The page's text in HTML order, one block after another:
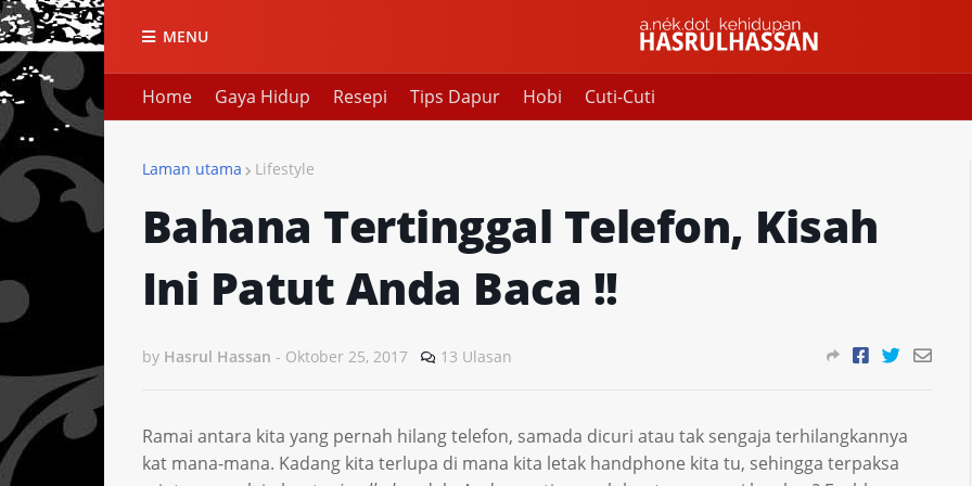
MENU
Home Gaya Hidup Resepi Tips Dapur Hobi Cuti-Cuti
Laman utama Lifestyle
Bahana Tertinggal Telefon, Kisah
Ini Patut Anda Baca !!
by Hasrul Hassan - Oktober 25, 2017 13 Ulasan
Ramai antara kita yang pernah hilang telefon, samada dicuri atau tak sengaja terhilangkannya
kat mana-mana. Kadang kita terlupa di mana kita letak handphone kita tu, sehingga terpaksa